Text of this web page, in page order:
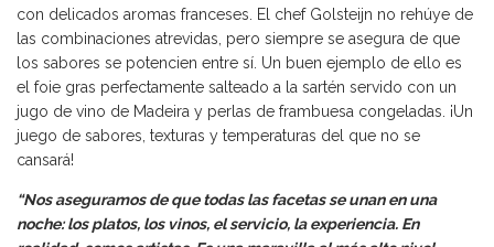
con delicados aromas franceses. El chef Golsteijn no rehúye de
las combinaciones atrevidas, pero siempre se asegura de que
los sabores se potencien entre sí. Un buen ejemplo de ello es
el foie gras perfectamente salteado a la sartén servido con un
jugo de vino de Madeira y perlas de frambuesa congeladas. ¡Un
juego de sabores, texturas y temperaturas del que no se
cansará!
“Nos aseguramos de que todas las facetas se unan en una
noche: los platos, los vinos, el servicio, la experiencia. En